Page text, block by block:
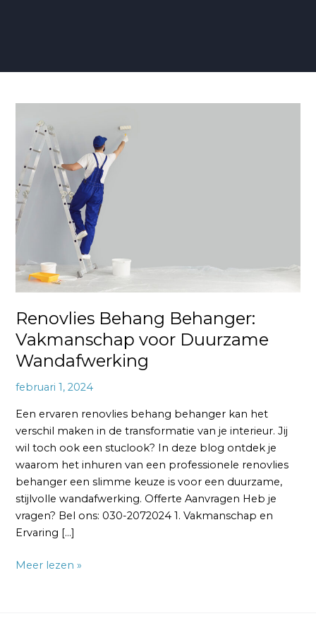
Renovlies Behang Behanger:
Vakmanschap voor Duurzame
Wandafwerking
februari 1, 2024
Een ervaren renovlies behang behanger kan het
verschil maken in de transformatie van je interieur. Jij
wil toch ook een stuclook? In deze blog ontdek je
waarom het inhuren van een professionele renovlies
behanger een slimme keuze is voor een duurzame,
stijlvolle wandafwerking. Offerte Aanvragen Heb je
vragen? Bel ons: 030-2072024 1. Vakmanschap en
Ervaring […]
Behang
Behanger:
Vakmanschap
voor
Duurzame
Wandafwerking
Meer lezen »